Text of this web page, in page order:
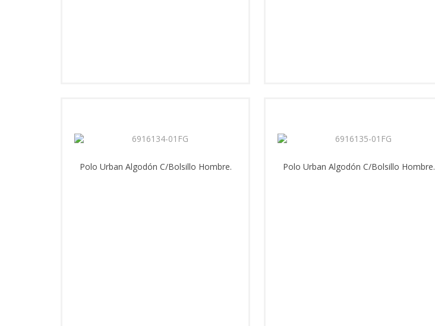
Polo Urban Algodón C/Bolsillo Hombre. Polo Urban Algodón C/Bolsillo Hombre.